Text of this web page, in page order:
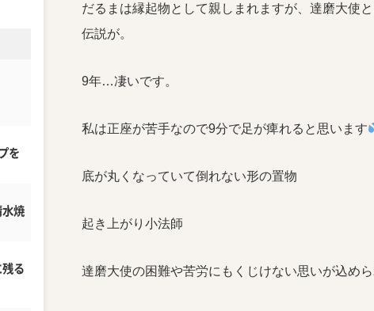
を
水焼
る
だるまは縁起物として親しまれますが、達磨大使
伝説が。
9年…凄いです。
私は正座が苦手なので9分で足が痺れると思います
底が丸くなっていて倒れない形の置物
起き上がり小法師
達磨大使の困難や苦労にもくじけない思いが込め